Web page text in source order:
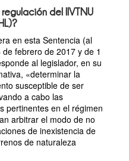
del IIVTNU
en esta Sentencia (al
febrero de 2017 y de 1
al legislador, en su
«determinar la
susceptible de ser
a cabo las
pertinentes en el régimen
arbitrar el modo de no
de inexistencia de
de naturaleza